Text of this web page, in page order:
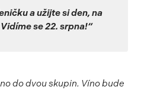
a užijte si den, na
se 22. srpna!“
do dvou skupin. Víno bude